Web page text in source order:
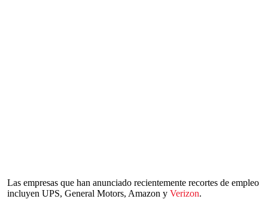
Las empresas que han anunciado recientemente recortes de empleo
incluyen UPS, General Motors, Amazon y Verizon.